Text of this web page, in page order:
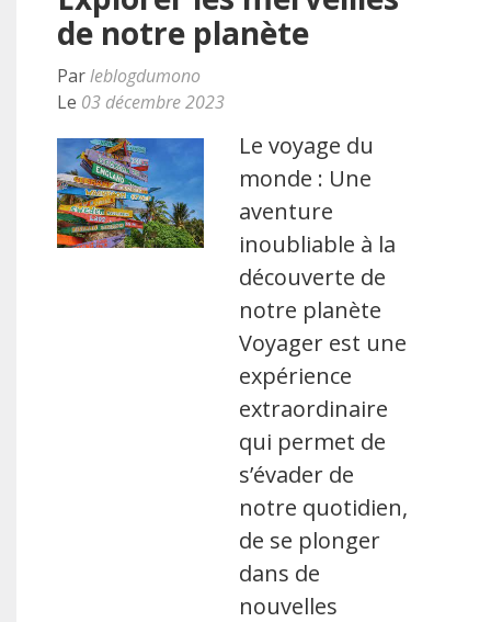
de notre planète
Parleblogdumono
Le 03 décembre 2023
Le voyage du
monde : Une
aventure
inoubliable à la
découverte de
notre planète
Voyager est une
expérience
extraordinaire
qui permet de
s’évader de
notre quotidien,
de se plonger
dans de
nouvelles